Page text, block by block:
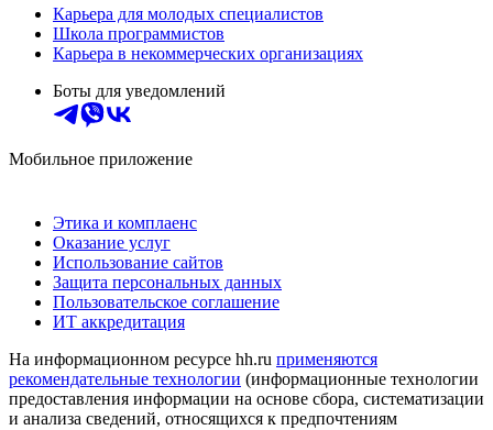
Карьера для молодых специалистов
Школа программистов
Карьера в некоммерческих организациях
Боты для уведомлений
Мобильное приложение
Этика и комплаенс
Оказание услуг
Использование сайтов
Защита персональных данных
Пользовательское соглашение
ИТ аккредитация
На информационном ресурсе hh.ru применяются
рекомендательные технологии (информационные технологии
предоставления информации на основе сбора, систематизации
и анализа сведений, относящихся к предпочтениям